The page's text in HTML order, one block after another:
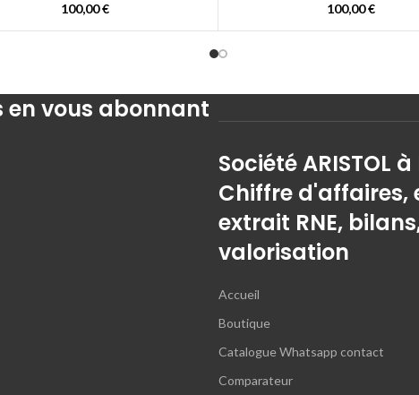
100,00€ 100,00€
en vous abonnant
Société ARISTOL
Chiffre d'affaires,
extrait RNE,
valorisation
Accueil
Boutique
Catalogue Whatsapp contact
Comparateur